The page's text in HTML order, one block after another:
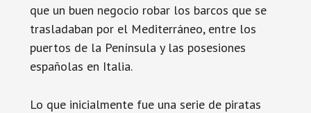
que un buen negocio robar los barcos que se
trasladaban por el Mediterráneo, entre los
puertos de la Península y las posesiones
españolas en Italia.
Lo que inicialmente fue una serie de piratas